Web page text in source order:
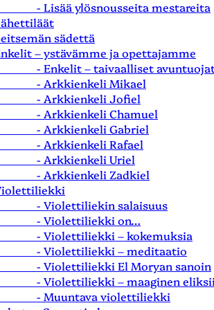
- Lisää ylösnousseita mestareita
sädettä
– ystävämme ja opettajamme
- Enkelit – taivaalliset
- Arkkienkeli Mikael
- Arkkienkeli Jofiel
- Arkkienkeli Chamuel
- Arkkienkeli Gabriel
- Arkkienkeli Rafael
- Arkkienkeli Uriel
- Arkkienkeli Zadkiel
- Violettiliekin salaisuus
- Violettiliekki on…
- Violettiliekki – kokemuksia
- Violettiliekki – meditaatio
- Violettiliekki El Moryan sanoin
- Violettiliekki – maaginen
- Muuntava violettiliekki